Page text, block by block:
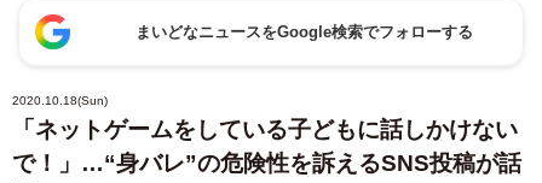
まいどなニュースをGoogle検索でフォローする
2020.10.18(Sun)
「ネットゲームをしている子どもに話しかけない
で！」…“身バレ”の危険性を訴えるSNS投稿が話